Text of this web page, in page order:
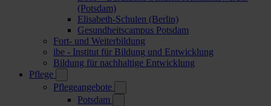
(Potsdam)
Elisabeth-Schulen (Berlin)
Gesundheitscampus Potsdam
Fort- und Weiterbildung
ibe - Institut für Bildung und Entwicklung
Bildung für nachhaltige Entwicklung
Pflege
Pflegeangebote
Potsdam